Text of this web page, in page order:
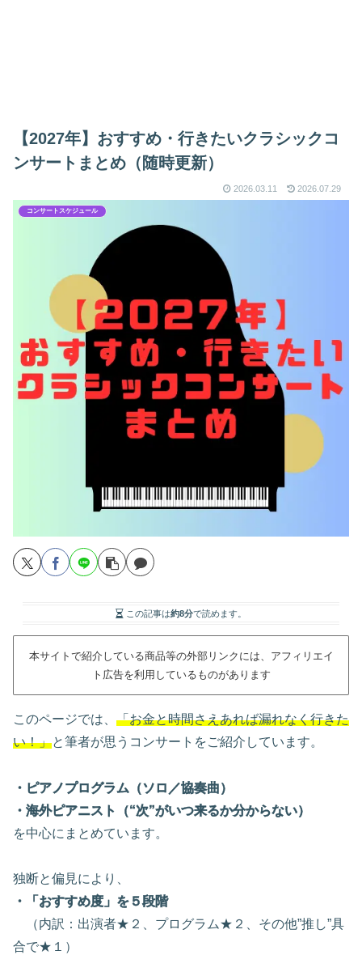
【2027年】おすすめ・行きたいクラシックコ
ンサートまとめ（随時更新）
2026.03.11 2026.07.29
コンサートスケジュール
この記事は約8分で読めます。
本サイトで紹介している商品等の外部リンクには、アフィリエイ
ト広告を利用しているものがあります
このページでは、 「お金と時間さえあれば漏れなく行きた
い！」と筆者が思うコンサートをご紹介しています。
・ピアノプログラム（ソロ／協奏曲）
・海外ピアニスト（“次”がいつ来るか分からない）
を中心にまとめています。
独断と偏見により、
・「おすすめ度」を５段階
（内訳：出演者★２、プログラム★２、その他”推し”具
合で★１）